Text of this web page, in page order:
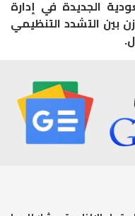
الجديدة في إدارة
بين التشدد التنظيمي